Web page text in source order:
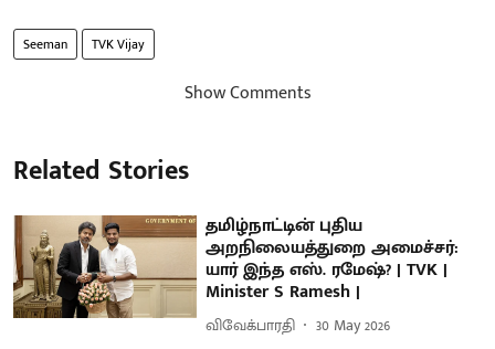
Seeman TVK Vijay
Show Comments
Related Stories
தமிழ்நாட்டின் புதிய
அறநிலையத்துறை அமைச்சர்:
யார் இந்த எஸ். ரமேஷ்? | TVK |
Minister S Ramesh |
விவேக்பாரதி 30 May 2026